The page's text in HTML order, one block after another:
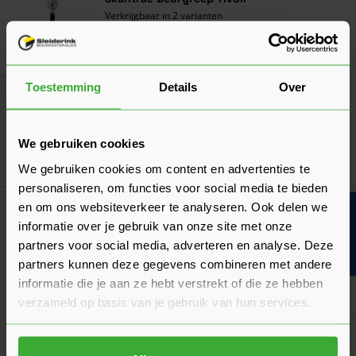
Toestemming Details Over
We gebruiken cookies
We gebruiken cookies om content en advertenties te
personaliseren, om functies voor social media te bieden
en om ons websiteverkeer te analyseren. Ook delen we
informatie over je gebruik van onze site met onze
partners voor social media, adverteren en analyse. Deze
partners kunnen deze gegevens combineren met andere
informatie die je aan ze hebt verstrekt of die ze hebben
verzameld op basis van je gebruik van hun services.
Verkrijgbaar in 2 varianten
Ga
Skantrae Aanslaglat
Accent/Essence/Cube/Nano Schuifdeur Wit
Nu46,41per stuk
In
Skantrae Schuifdeursysteem Bravo